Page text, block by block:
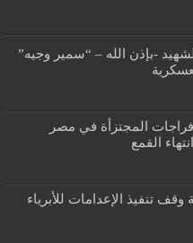
-بإذن الله – “سمير وجيه”
المجتزأة في مصر
القمع
تنفيذ الإعدامات للأبرياء